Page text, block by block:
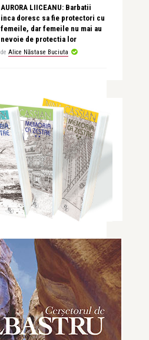
AURORA LIICEANU: Barbatii
inca doresc sa fie protectori cu
femeile, dar femeile nu mai au
nevoie de protectia lor
de Alice Năstase Buciuta